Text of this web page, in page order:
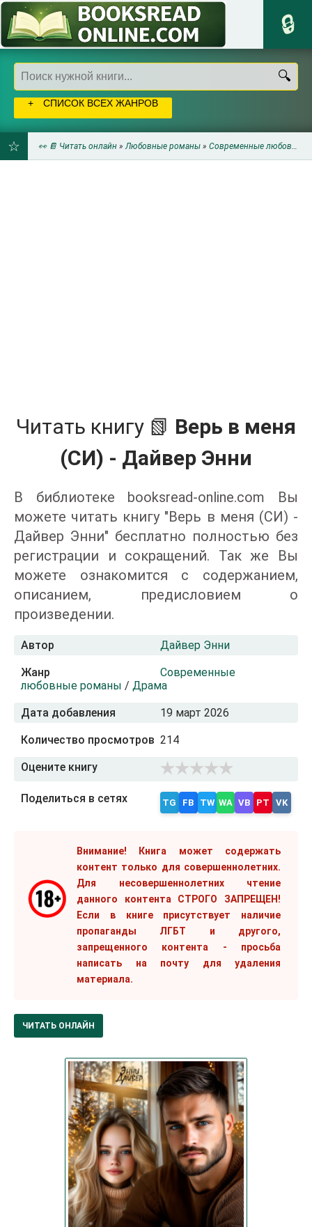
СПИСОК ВСЕХ ЖАНРОВ
👀 📔 Читать онлайн »Любовные романы » Современные любовные романы
Читать книгу 📗 Верь в меня
(СИ) - Дайвер Энни
В библиотеке booksread-online.com Вы
можете читать книгу "Верь в меня (СИ) -
Дайвер Энни" бесплатно полностью без
регистрации и сокращений. Так же Вы
можете ознакомится с содержанием,
описанием, предисловием о
произведении.
Автор Дайвер Энни
Жанр
Современные
любовные романы / Драма
Дата добавления 19 март 2026
Количество просмотров 214
Оцените книгу
Поделиться в сетях TG FB TW WA VB PT VK
Внимание! Книга может содержать
контент только для совершеннолетних.
Для несовершеннолетних чтение
данного контента СТРОГО ЗАПРЕЩЕН!
Если в книге присутствует наличие
пропаганды ЛГБТ и другого,
запрещенного контента - просьба
написать на почту для удаления
материала.
ЧИТАТЬ ОНЛАЙН